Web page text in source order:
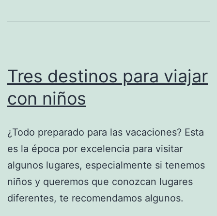
Tres destinos para viajar
con niños
¿Todo preparado para las vacaciones? Esta
es la época por excelencia para visitar
algunos lugares, especialmente si tenemos
niños y queremos que conozcan lugares
diferentes, te recomendamos algunos.